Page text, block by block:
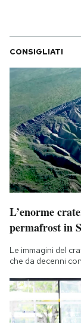
CONSIGLIATI
L’enorme
permafrost in
Le immagini del
che da decenni